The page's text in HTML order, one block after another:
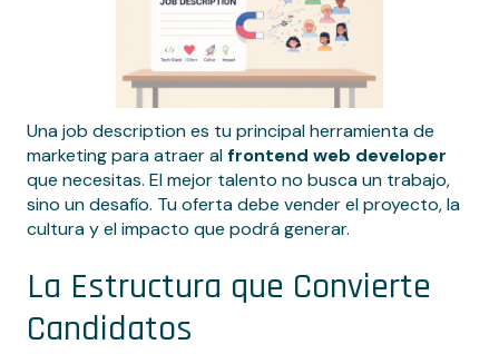
Una job description es tu principal herramienta de
marketing para atraer alfrontend web developer
que necesitas. El mejor talento no busca un trabajo,
sino un desafío. Tu oferta debe vender el proyecto, la
cultura y el impacto que podrá generar.
La Estructura que Convierte
Candidatos